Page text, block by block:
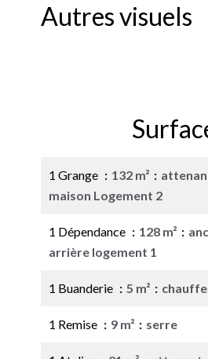
Autres visuels
1 Grange 132 m²
maison Logement 2
1 Dépendance 128 m²
arrière logement 1
1 Buanderie 5 m²
1 Remise 9 m² serre